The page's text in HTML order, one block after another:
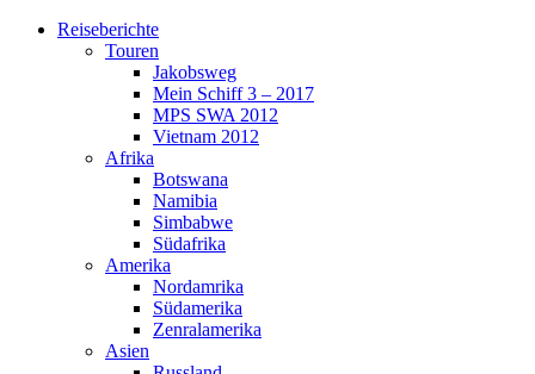
Reiseberichte
Touren
Jakobsweg
Mein Schiff 3 – 2017
MPS SWA 2012
Vietnam 2012
Afrika
Botswana
Namibia
Simbabwe
Südafrika
Amerika
Nordamrika
Südamerika
Zenralamerika
Asien